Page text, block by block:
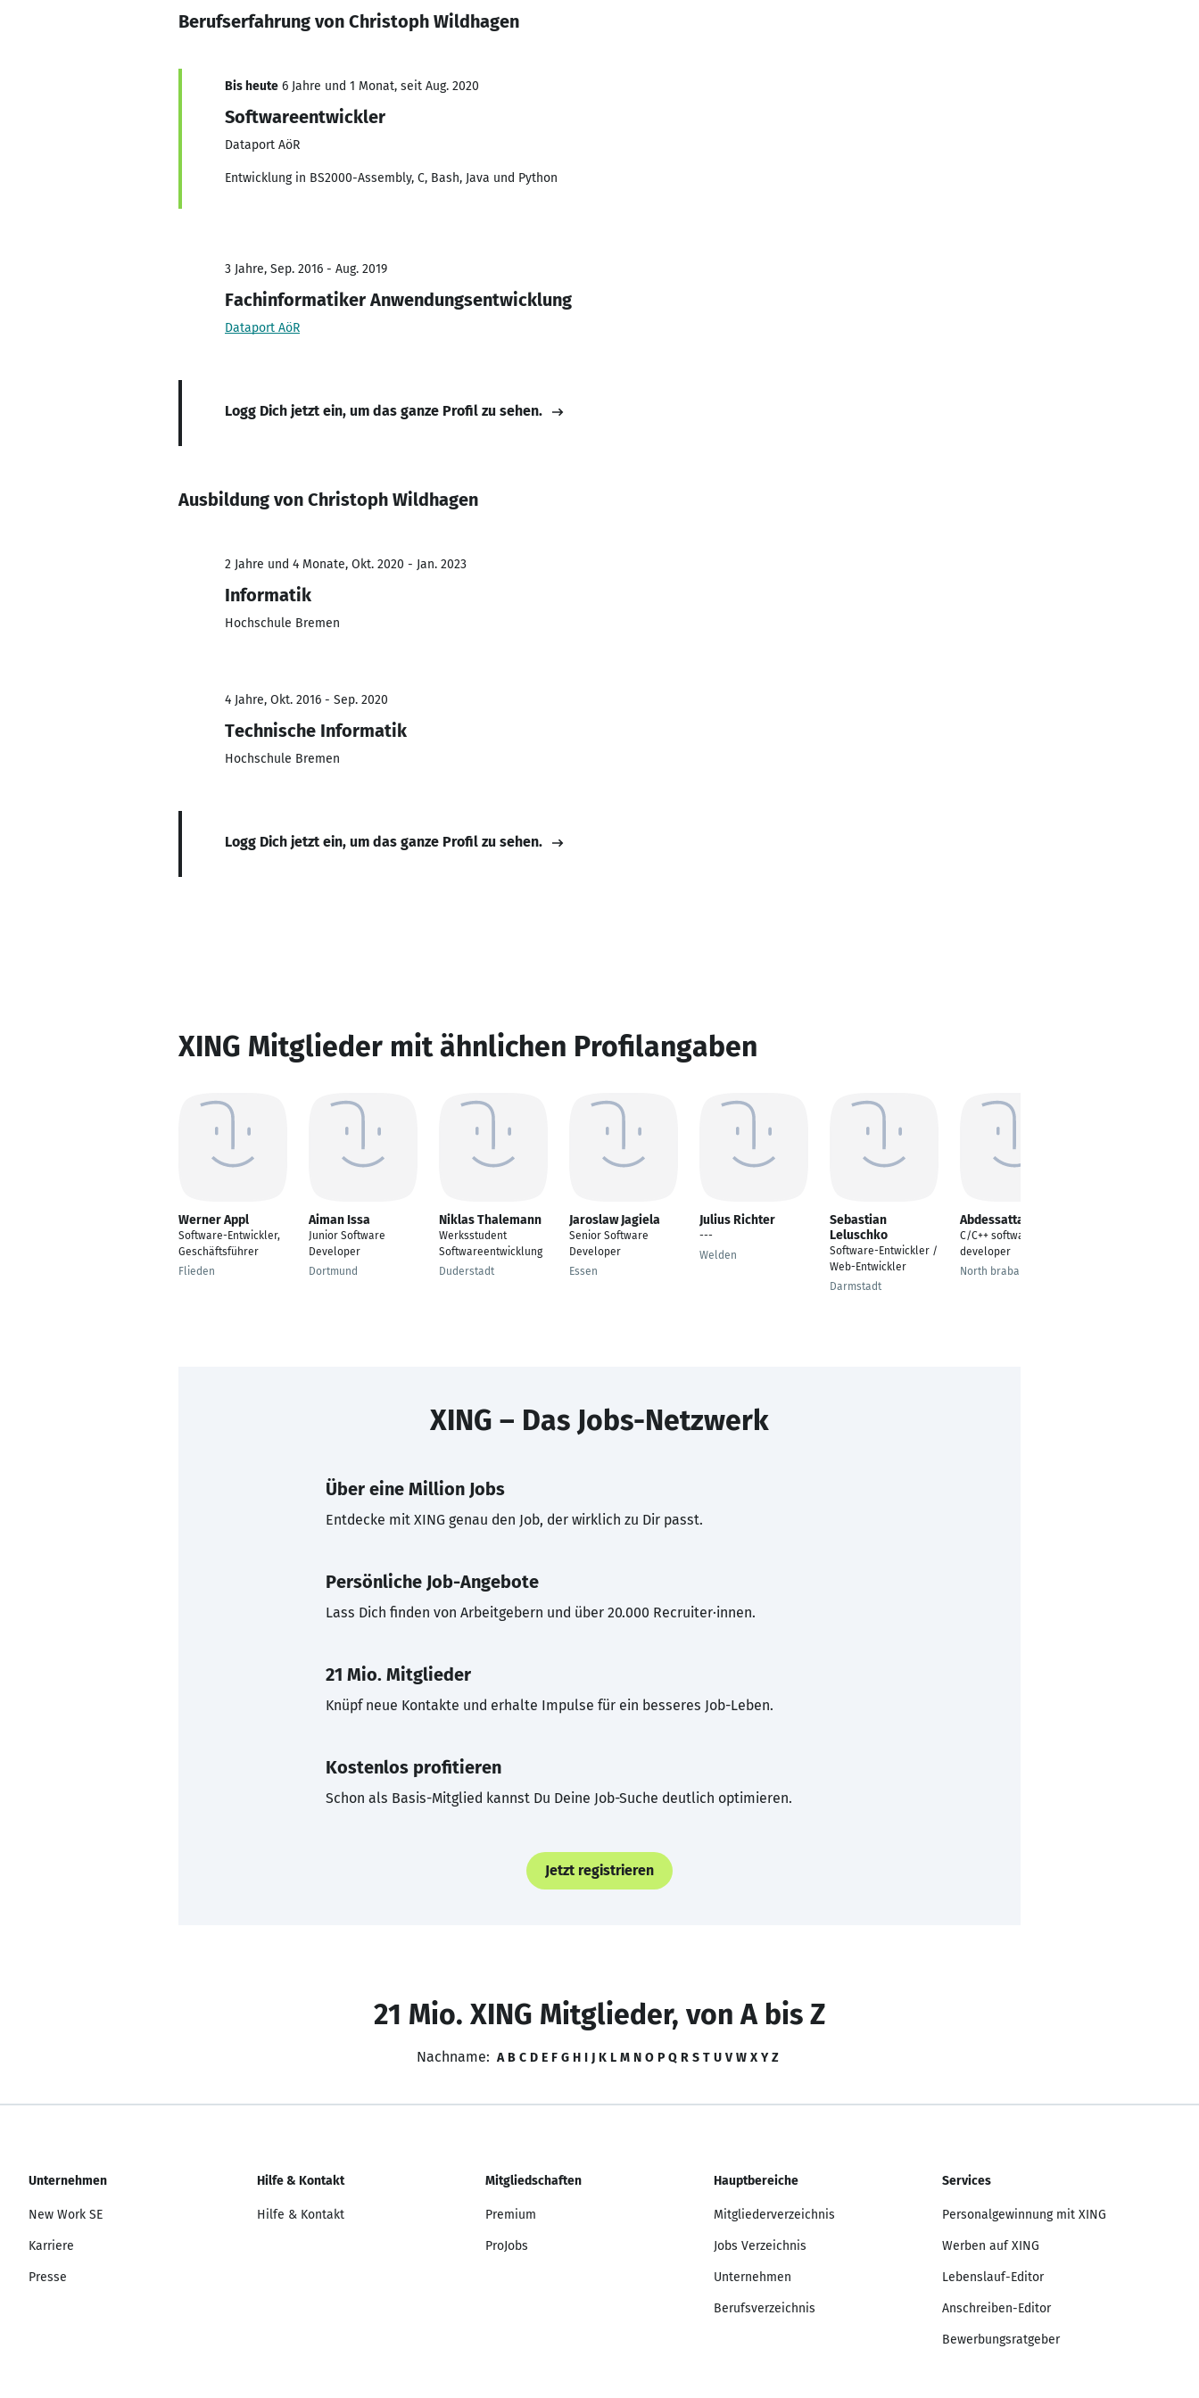
Berufserfahrung von Christoph Wildhagen
Bis heute 6 Jahre und 1 Monat, seit Aug. 2020
Softwareentwickler
Dataport AöR
Entwicklung in BS2000-Assembly, C, Bash, Java und Python
3 Jahre, Sep. 2016 - Aug. 2019
Fachinformatiker Anwendungsentwicklung
Dataport AöR
Logg Dich jetzt ein, um das ganze Profil zu sehen.
Ausbildung von Christoph Wildhagen
2 Jahre und 4 Monate, Okt. 2020 - Jan. 2023
Informatik
Hochschule Bremen
4 Jahre, Okt. 2016 - Sep. 2020
Technische Informatik
Hochschule Bremen
Logg Dich jetzt ein, um das ganze Profil zu sehen.
XING Mitglieder mit ähnlichen Profilangaben
Werner Appl
Software-Entwickler,
Geschäftsführer
Flieden
Aiman Issa
Junior Software
Developer
Dortmund
Niklas Thalemann
Werksstudent
Softwareentwicklung
Duderstadt
Jaroslaw Jagiela
Senior Software
Developer
Essen
Julius Richter
---
Welden
Sebastian
Leluschko
Software-Entwickler /
Web-Entwickler
Darmstadt
Abdessattar bahri
C/C++ software
developer
North brabant
XING – Das Jobs-Netzwerk
Über eine Million Jobs
Entdecke mit XING genau den Job, der wirklich zu Dir passt.
Persönliche Job-Angebote
Lass Dich finden von Arbeitgebern und über 20.000 Recruiter·innen.
21 Mio. Mitglieder
Knüpf neue Kontakte und erhalte Impulse für ein besseres Job-Leben.
Kostenlos profitieren
Schon als Basis-Mitglied kannst Du Deine Job-Suche deutlich optimieren.
Jetzt registrieren
21 Mio. XING Mitglieder, von A bis Z
Nachname: A B C D E F G H I J K L M N O P Q R S T U V W X Y Z
Unternehmen
New Work SE
Karriere
Presse
Hilfe & Kontakt
Hilfe & Kontakt
Mitgliedschaften
Premium
ProJobs
Hauptbereiche
Mitgliederverzeichnis
Jobs Verzeichnis
Unternehmen
Berufsverzeichnis
Services
Personalgewinnung mit XING
Werben auf XING
Lebenslauf-Editor
Anschreiben-Editor
Bewerbungsratgeber